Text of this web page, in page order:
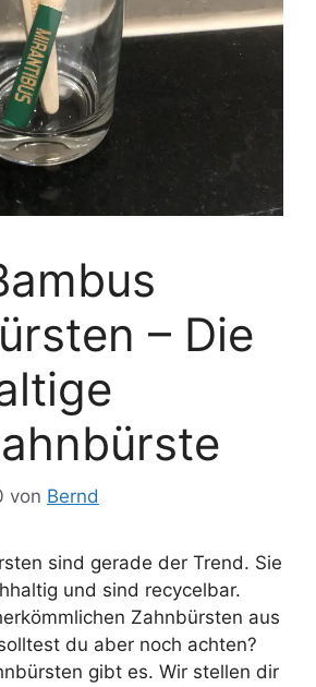
– Die
von Bernd
sind gerade der Trend. Sie
und sind recycelbar.
Zahnbürsten aus
du aber noch achten?
gibt es. Wir stellen dir